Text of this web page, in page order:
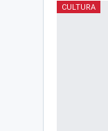
CULTURA